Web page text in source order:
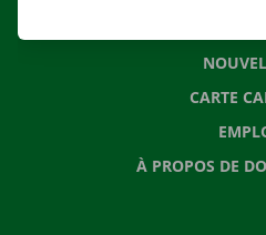
CARTE
À PROPOS DE